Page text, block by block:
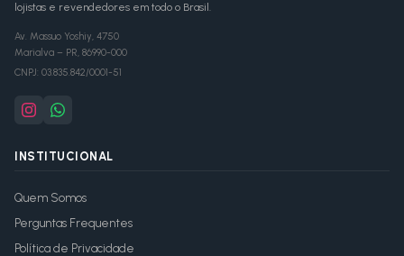
lojistas e revendedores em todo o Brasil.
Av. Massuo Yoshiy, 4750
Marialva – PR, 86990-000
CNPJ: 03.835.842/0001-51
INSTITUCIONAL
Quem Somos
Perguntas Frequentes
Política de Privacidade